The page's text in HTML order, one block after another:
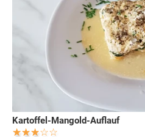
Kartoffel-Mangold-Auflauf